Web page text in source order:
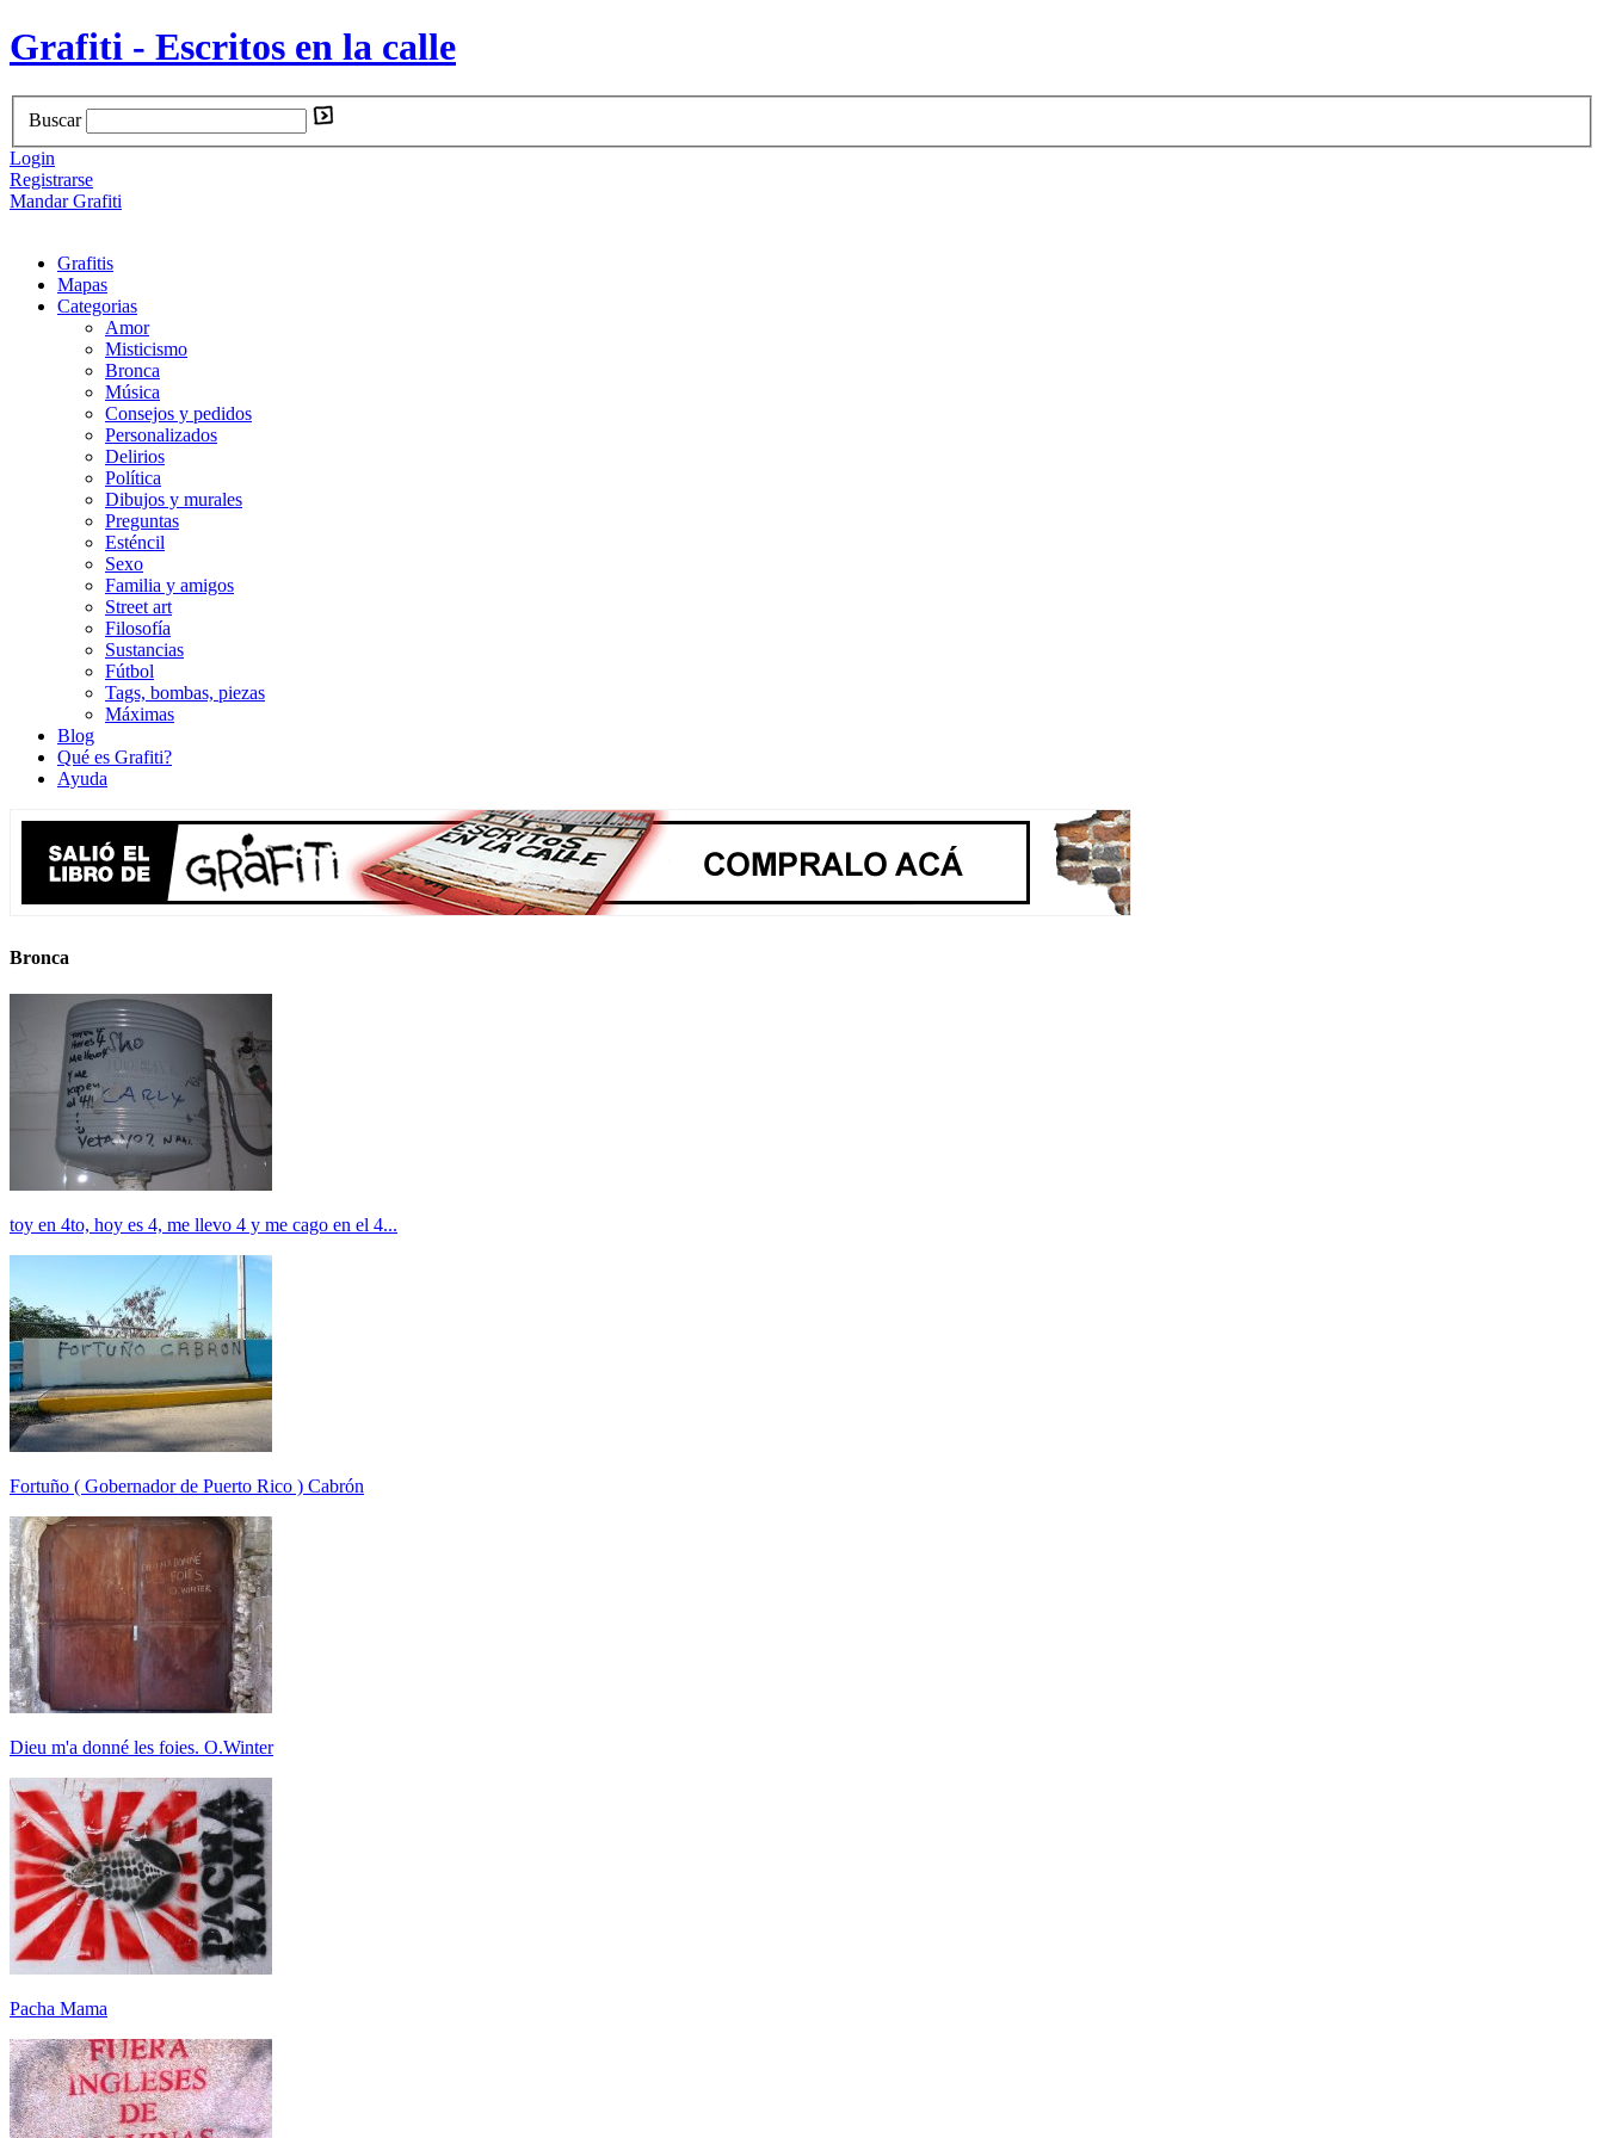
Grafiti - Escritos en la calle
Buscar
Login
Registrarse
Mandar Grafiti
Grafitis
Mapas
Categorias
Amor
Misticismo
Bronca
Música
Consejos y pedidos
Personalizados
Delirios
Política
Dibujos y murales
Preguntas
Esténcil
Sexo
Familia y amigos
Street art
Filosofía
Sustancias
Fútbol
Tags, bombas, piezas
Máximas
Blog
Qué es Grafiti?
Ayuda
Bronca
toy en 4to, hoy es 4, me llevo 4 y me cago en el 4...
Fortuño ( Gobernador de Puerto Rico ) Cabrón
Dieu m'a donné les foies. O.Winter
Pacha Mama